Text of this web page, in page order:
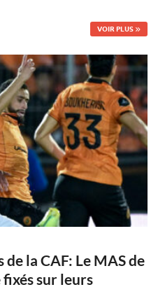
VOIR PLUS
la CAF: Le MAS de
fixés sur leurs